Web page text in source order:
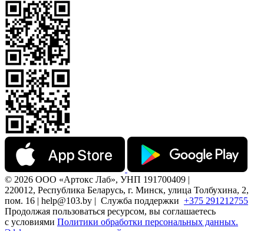
© 2026 ООО «Артокс Лаб», УНП 191700409 |
220012, Республика Беларусь, г. Минск, улица Толбухина, 2,
пом. 16 | help@103.by | Служба поддержки +375 291212755
Продолжая пользоваться ресурсом, вы соглашаетесь
с условиями Политики обработки персональных данных.